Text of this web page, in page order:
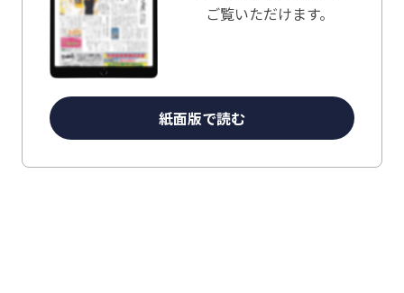
ご覧いただけます。
紙面版で読む